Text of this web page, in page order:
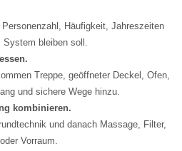
Häufigkeit, Jahreszeiten
System bleiben soll.
Treppe, geöffneter Deckel, Ofen,
und sichere Wege hinzu.
kombinieren.
und danach Massage, Filter,
Vorraum.